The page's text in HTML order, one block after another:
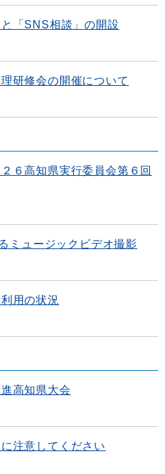
「SNS相談」の開設
研修会の開催について
６高知県実行委員会第６回
ミュージックビデオ撮影
用の状況
高知県大会
注意してください